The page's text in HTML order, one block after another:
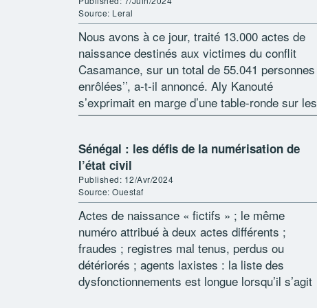
Source: Leral
Nous avons à ce jour, traité 13.000 actes de
naissance destinés aux victimes du conflit
Casamance, sur un total de 55.041 personnes
enrôlées’’, a-t-il annoncé. Aly Kanouté
s’exprimait en marge d’une table-ronde sur les
projets et programmes de l’Agence des […]
Sénégal : les défis de la numérisation de
l’état civil
Published: 12/Avr/2024
Source: Ouestaf
Actes de naissance « fictifs » ; le même
numéro attribué à deux actes différents ;
fraudes ; registres mal tenus, perdus ou
détériorés ; agents laxistes : la liste des
dysfonctionnements est longue lorsqu’il s’agit